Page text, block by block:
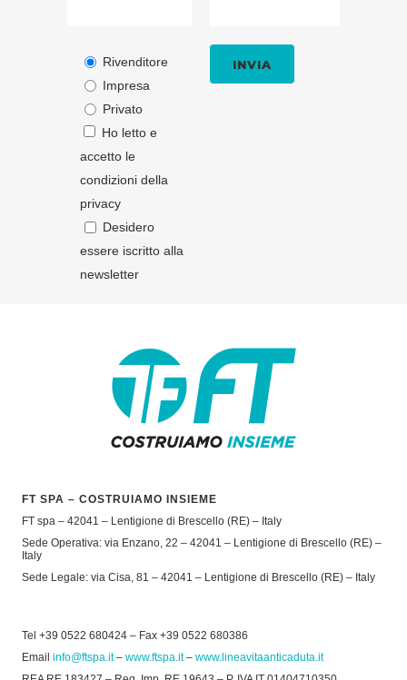
Rivenditore
Impresa
Privato
Ho letto e
accetto le
condizioni della
privacy
Desidero
essere iscritto alla
newsletter
FT SPA – COSTRUIAMO INSIEME
FT spa – 42041 – Lentigione di Brescello (RE) – Italy
Sede Operativa: via Enzano, 22 – 42041 – Lentigione di Brescello (RE) –
Italy
Sede Legale: via Cisa, 81 – 42041 – Lentigione di Brescello (RE) – Italy
Tel +39 0522 680424 – Fax +39 0522 680386
Email info@ftspa.it– www.ftspa.it– www.lineavitaanticaduta.it